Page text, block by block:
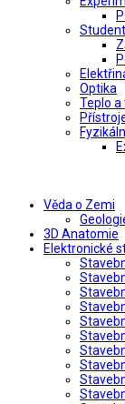
Optika
Teplo
Věda o Zemi
3D Anatomie
Elektronické